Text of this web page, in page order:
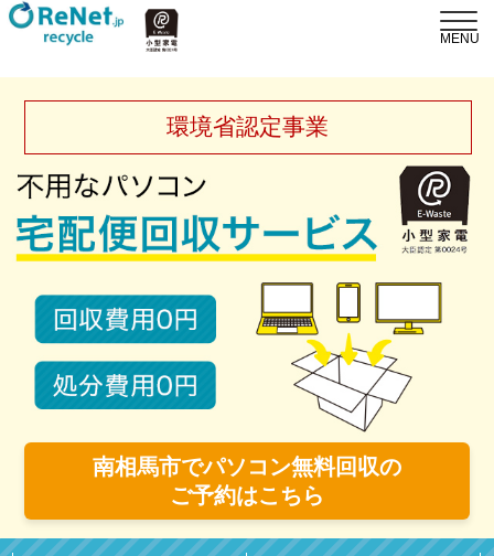
環境省認定事業
南相馬市でパソコン無料回収の
ご予約はこちら